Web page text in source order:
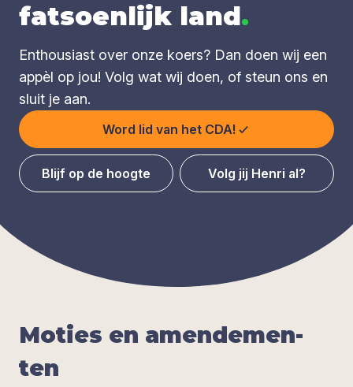
fatsoenlijk land.
Enthousiast over onze koers? Dan doen wij een
appèl op jou! Volg wat wij doen, of steun ons en
sluit je aan.
Word lid van het CDA!
Blijf op de hoogte Volg jij Henri al?
Moties en amen­de­men­
ten